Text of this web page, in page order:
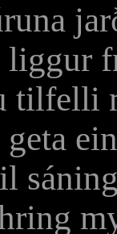
liggur
tilfelli
geta